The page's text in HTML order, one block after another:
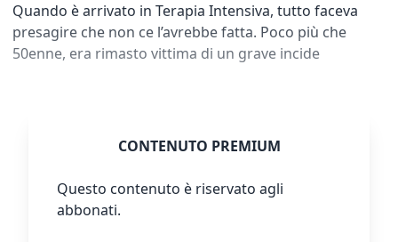
Quando è arrivato in Terapia Intensiva, tutto faceva
presagire che non ce l’avrebbe fatta. Poco più che
50enne, era rimasto vittima di un grave incide
CONTENUTO PREMIUM
Questo contenuto è riservato agli
abbonati.